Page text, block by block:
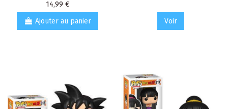
Prix
14,99 €
Ajouter au panier
Voir